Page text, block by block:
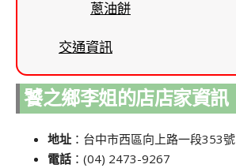
蔥油餅
交通資訊
饕之鄉李姐的店店家資訊
地址 ：台中市西區向上路一段353號
電話 ：(04) 2473-9267